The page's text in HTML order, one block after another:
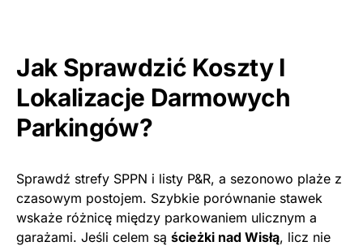
Jak Sprawdzić Koszty I
Lokalizacje Darmowych
Parkingów?
Sprawdź strefy SPPN i listy P&R, a sezonowo plaże z
czasowym postojem. Szybkie porównanie stawek
wskaże różnicę między parkowaniem ulicznym a
garażami. Jeśli celem są ścieżki nad Wisłą, licz nie